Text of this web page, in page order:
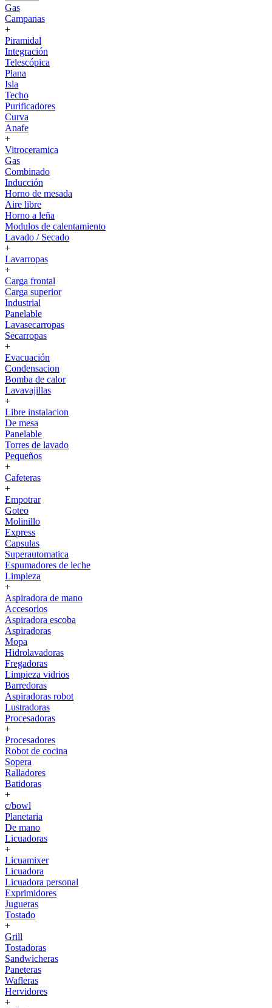
Gas
Campanas
+
Piramidal
Integración
Telescópica
Plana
Isla
Techo
Purificadores
Curva
Anafe
+
Vitroceramica
Gas
Combinado
Inducción
Horno de mesada
Aire libre
Horno a leña
Modulos de calentamiento
Lavado / Secado
+
Lavarropas
+
Carga frontal
Carga superior
Industrial
Panelable
Lavasecarropas
Secarropas
+
Evacuación
Condensacion
Bomba de calor
Lavavajillas
+
Libre instalacion
De mesa
Panelable
Torres de lavado
Pequeños
+
Cafeteras
+
Empotrar
Goteo
Molinillo
Express
Capsulas
Superautomatica
Espumadores de leche
Limpieza
+
Aspiradora de mano
Accesorios
Aspiradora escoba
Aspiradoras
Mopa
Hidrolavadoras
Fregadoras
Limpieza vidrios
Barredoras
Aspiradoras robot
Lustradoras
Procesadoras
+
Procesadores
Robot de cocina
Sopera
Ralladores
Batidoras
+
c/bowl
Planetaria
De mano
Licuadoras
+
Licuamixer
Licuadora
Licuadora personal
Exprimidores
Jugueras
Tostado
+
Grill
Tostadoras
Sandwicheras
Paneteras
Wafleras
Hervidores
+